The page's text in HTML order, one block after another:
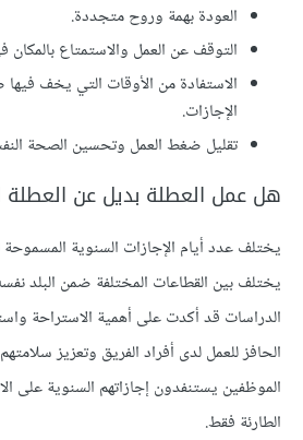
العودة بهمة وروح متجددة.
التوقف عن العمل والاستمتاع
الاستفادة من الأوقات التي يخف
الإجازات.
تقليل ضغط العمل وتحسين الصحة
هل عمل العطلة بديل عن العطلة
يختلف عدد أيام الإجازات السنوية المسموحة
يختلف بين القطاعات المختلفة ضمن البلد
الدراسات قد أكدت على أهمية الاستراحة
الحافز للعمل لدى أفراد الفريق وتعزيز
الموظفين يستنفدون إجازاتهم السنوية على
الطارئة فقط.